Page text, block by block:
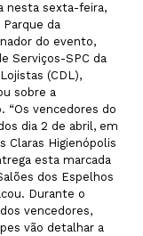
nesta sexta-feira,
da
do evento,
Serviços-SPC da
(CDL),
sobre a
“Os vencedores do
dia 2 de abril, em
Claras Higienópolis
esta marcada
dos Espelhos
Durante o
vencedores,
vão detalhar a